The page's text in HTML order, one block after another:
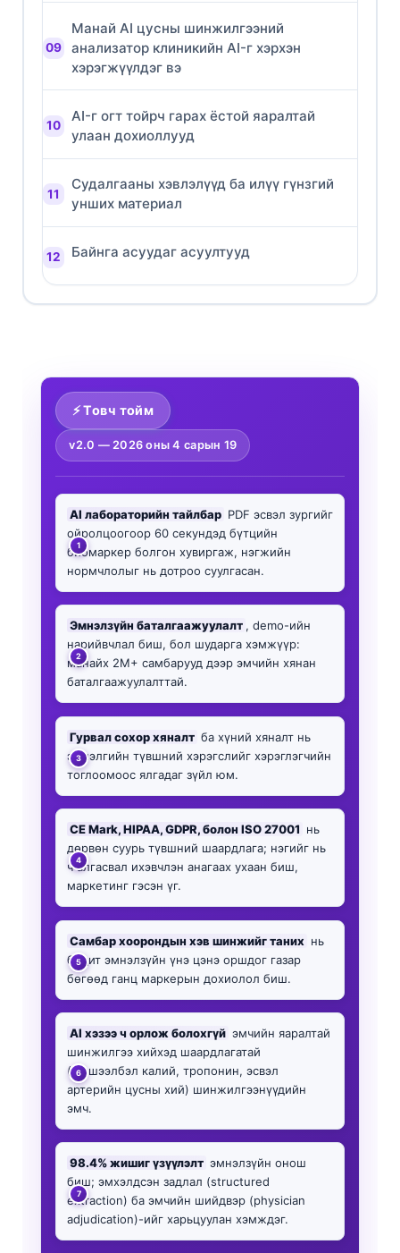
Манай AI цусны шинжилгээний
анализатор клиникийн AI-г хэрхэн
хэрэгжүүлдэг вэ
AI-г огт тойрч гарах ёстой яаралтай
улаан дохиоллууд
Судалгааны хэвлэлүүд ба илүү гүнзгий
унших материал
Байнга асуудаг асуултууд
⚡ Товч тойм
v2.0 —2026 оны 4 сарын 19
AI лабораторийн тайлбар PDF эсвэл зургийг
ойролцоогоор 60 секундэд бүтцийн
биомаркер болгон хувиргаж, нэгжийн
нормчлолыг нь дотроо суулгасан.
Эмнэлзүйн баталгаажуулалт , demo-ийн
нарийвчлал биш, бол шударга хэмжүүр:
манайх 2M+ самбарууд дээр эмчийн хянан
баталгаажуулалттай.
Гурвал сохор хяналт ба хүний хяналт нь
эмнэлгийн түвшний хэрэгслийг хэрэглэгчийн
тоглоомоос ялгадаг зүйл юм.
CE Mark, HIPAA, GDPR, болон ISO 27001 нь
дөрвөн суурь түвшний шаардлага; нэгийг нь
ч алгасвал ихэвчлэн анагаах ухаан биш,
маркетинг гэсэн үг.
Самбар хоорондын хэв шинжийг таних нь
бодит эмнэлзүйн үнэ цэнэ оршдог газар
бөгөөд ганц маркерын дохиолол биш.
AI хэзээ ч орлож болохгүй эмчийн яаралтай
шинжилгээ хийхэд шаардлагатай
(жишээлбэл калий, тропонин, эсвэл
артерийн цусны хий) шинжилгээнүүдийн
эмч.
98.4% жишиг үзүүлэлт эмнэлзүйн онош
биш; эмхэлдсэн задлал (structured
extraction) ба эмчийн шийдвэр (physician
adjudication)-ийг харьцуулан хэмждэг.